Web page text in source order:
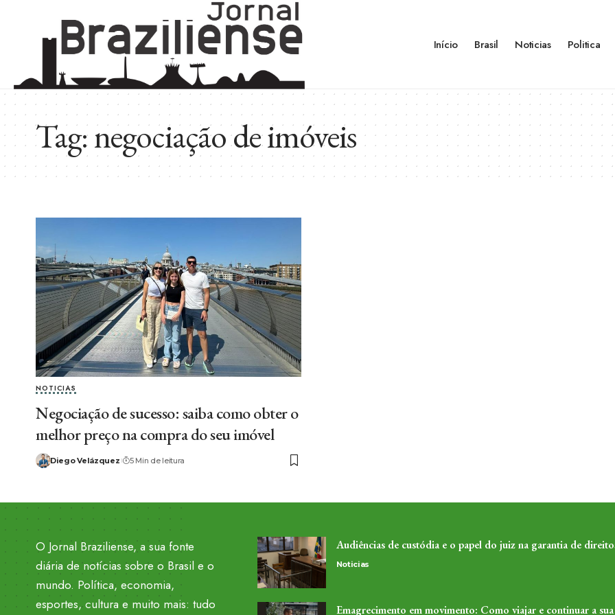
Início Brasil Noticias Politica
Tag:negociação de imóveis
NOTICIAS
Negociação de sucesso: saiba como obter o
melhor preço na compra do seu imóvel
Diego Velázquez 5 Min de leitura
O Jornal Braziliense, a sua fonte
diária de notícias sobre o Brasil e o
mundo. Política, economia,
esportes, cultura e muito mais: tudo
Audiências de custódia e o papel do juiz na garantia de
Noticias
Emagrecimento em movimento: Como viajar e continuar a